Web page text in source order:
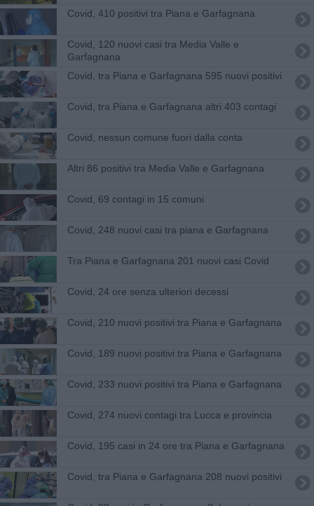
Covid, 410 positivi tra Piana e Garfagnana
Covid, 120 nuovi casi tra Media Valle e
Garfagnana
Covid, tra Piana e Garfagnana 595 nuovi positivi
Covid, tra Piana e Garfagnana altri 403 contagi
Covid, nessun comune fuori dalla conta
Altri 86 positivi tra Media Valle e Garfagnana
Covid, 69 contagi in 15 comuni
Covid, 248 nuovi casi tra piana e Garfagnana
Tra Piana e Garfagnana 201 nuovi casi Covid
Covid, 24 ore senza ulteriori decessi
Covid, 210 nuovi positivi tra Piana e Garfagnana
Covid, 189 nuovi positivi tra Piana e Garfagnana
Covid, 233 nuovi positivi tra Piana e Garfagnana
Covid, 274 nuovi contagi tra Lucca e provincia
Covid, 195 casi in 24 ore tra Piana e Garfagnana
Covid, tra Piana e Garfagnana 208 nuovi positivi